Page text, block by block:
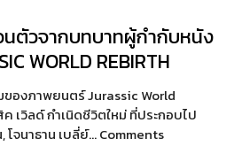
นตัวจากบทบาทผู้กำกับหนัง
WORLD REBIRTH
องภาพยนตร์ Jurassic World
เวิลด์ กำเนิดชีวิตใหม่ ที่ประกอบไป
จนาธาน เบลี่ย์… Comments